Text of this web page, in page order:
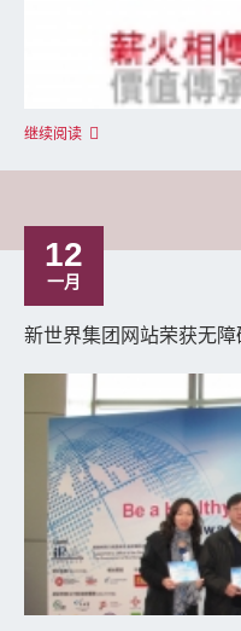
继续阅读
12
一月
新世界集团网站荣获无